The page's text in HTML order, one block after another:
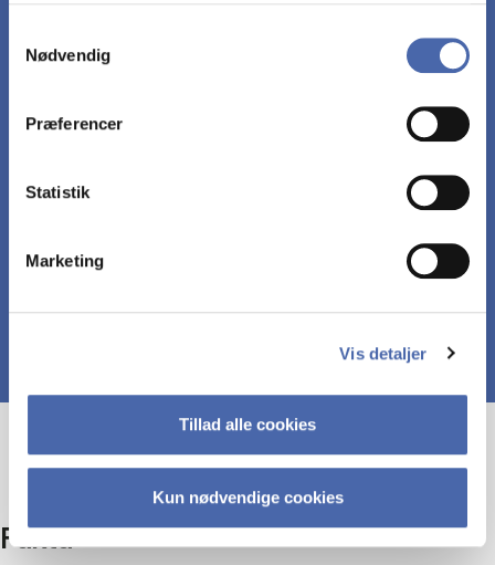
markedsføring. Du bestemmer selv - og kan altid trække
Nødvendig
Præferencer
Statistik
Marketing
Vis detaljer
Tillad alle cookies
Kun nødvendige cookies
ved hjælp af en simpel model for økonomisk
vækst.
makroøkonomisk model til kritisk analyse af en
konkret makroøkonomisk problemstilling, som den
Fakta